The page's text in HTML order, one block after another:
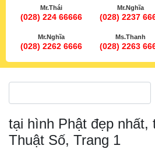
Mr.Thái
(028) 224 66666
Mr.Nghĩa
(028) 2237
Mr.Nghĩa
(028) 2262 6666
Ms.Thanh
(028) 2263
tại hình Phật đẹp nhất,
Thuật Số, Trang 1